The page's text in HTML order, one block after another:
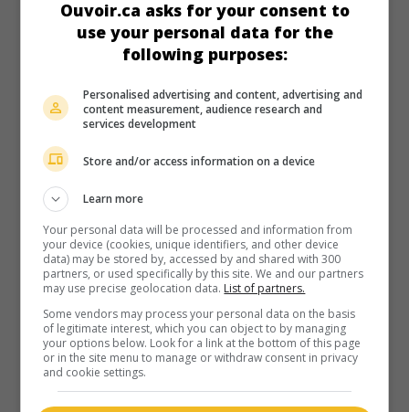
90 min.
V.O.: Der Hochzeitswalzer
All. 2008. Drame sentimentalde Andrea Katzenberger avec
Chiara Schoras,Stephan Luca,August Zirner. Fiancée à son
chef d'orchestre, une célèbre pianiste sur le point
d'effectuer un retour sur scène tombe amoureuse d'un chef
Durée: 89 min.
Ouvoir.ca asks for your consent to
use your personal data for the
following purposes:
Personalised advertising and content, advertising and
content measurement, audience research and
services development
Store and/or access information on a device
Learn more
Your personal data will be processed and information from
your device (cookies, unique identifiers, and other device
data) may be stored by, accessed by and shared with 300
partners, or used specifically by this site. We and our partners
may use precise geolocation data. List of partners.
Some vendors may process your personal data on the basis
of legitimate interest, which you can object to by managing
your options below. Look for a link at the bottom of this page
or in the site menu to manage or withdraw consent in privacy
and cookie settings.